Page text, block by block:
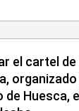
el cartel
organizado
Huesca,